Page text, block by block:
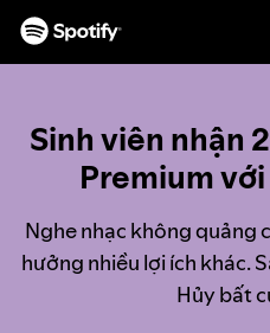
DUNG
Sinh viên nhận
Premium
Nghe nhạc không quảng
hưởng nhiều lợi ích khác.
Hủy bất